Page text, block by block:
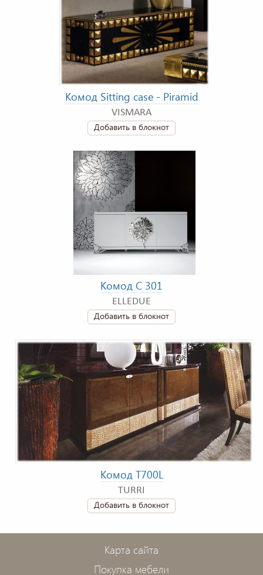
Комод Sitting case - Piramid
VISMARA
Добавить в блокнот
Комод C 301
ELLEDUE
Добавить в блокнот
Комод T700L
TURRI
Добавить в блокнот
Карта сайта
Покупка мебели